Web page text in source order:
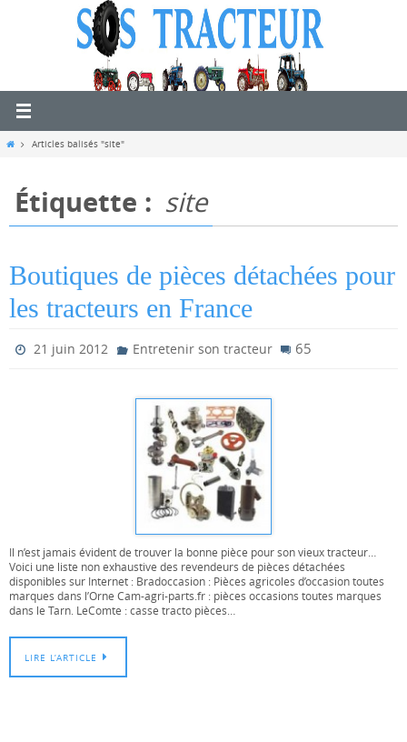
HomeArticles balisés "site"
Étiquette : site
Boutiques de pièces détachées pour
les tracteurs en France
21 juin 2012 Entretenir son tracteur 65
Il n’est jamais évident de trouver la bonne pièce pour son vieux tracteur…
Voici une liste non exhaustive des revendeurs de pièces détachées
disponibles sur Internet : Bradoccasion : Pièces agricoles d’occasion toutes
marques dans l’Orne Cam-agri-parts.fr : pièces occasions toutes marques
dans le Tarn. LeComte : casse tracto pièces…
LIRE L’ARTICLE